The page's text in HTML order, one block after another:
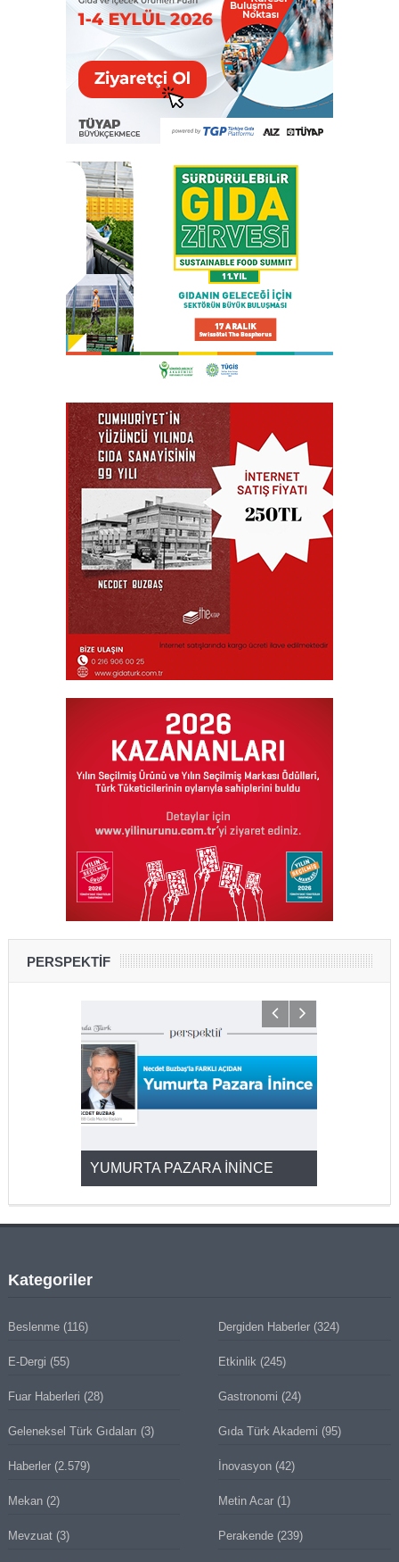
PERSPEKTİF
YUMURTA PAZARA İNİNCE
Kategoriler
Beslenme(116) Dergiden Haberler (324)
E-Dergi (55) Etkinlik (245)
Fuar Haberleri (28) Gastronomi (24)
Geleneksel Türk Gıdaları (3) Gıda Türk Akademi (95)
Haberler(2.579) İnovasyon (42)
Mekan(2) Metin Acar (1)
Mevzuat(3) Perakende (239)